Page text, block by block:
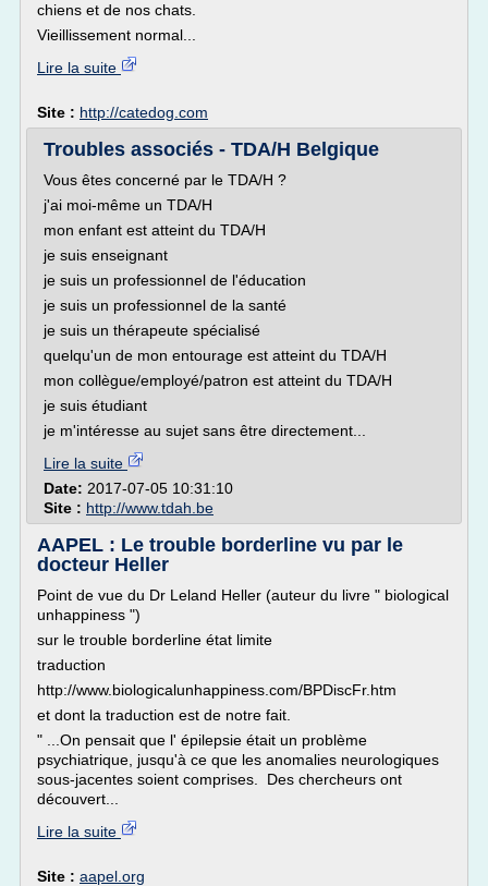
chiens et de nos chats.
Vieillissement normal...
Lire la suite
Site : http://catedog.com
Troubles associés - TDA/H Belgique
Vous êtes concerné par le TDA/H ?
j'ai moi-même un TDA/H
mon enfant est atteint du TDA/H
je suis enseignant
je suis un professionnel de l'éducation
je suis un professionnel de la santé
je suis un thérapeute spécialisé
quelqu'un de mon entourage est atteint du TDA/H
mon collègue/employé/patron est atteint du TDA/H
je suis étudiant
je m'intéresse au sujet sans être directement...
Lire la suite
Date: 2017-07-05 10:31:10
Site : http://www.tdah.be
AAPEL : Le trouble borderline vu par le
docteur Heller
Point de vue du Dr Leland Heller (auteur du livre " biological
unhappiness ")
sur le trouble borderline état limite
traduction
http://www.biologicalunhappiness.com/BPDiscFr.htm
et dont la traduction est de notre fait.
" ...On pensait que l' épilepsie était un problème
psychiatrique, jusqu'à ce que les anomalies neurologiques
sous-jacentes soient comprises. Des chercheurs ont
découvert...
Lire la suite
Site : aapel.org